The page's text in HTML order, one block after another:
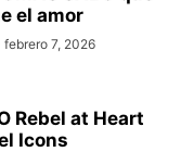
el amor
febrero 7, 2026
Rebel at Heart
Icons